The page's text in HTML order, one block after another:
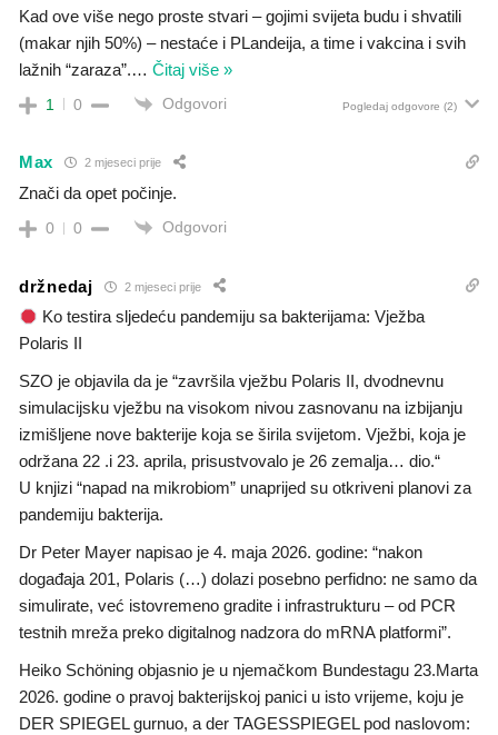
Kad ove više nego proste stvari – gojimi svijeta budu i shvatili
(makar njih 50%) – nestaće i PLandeija, a time i vakcina i svih
lažnih “zaraza”.… Čitaj više »
1 0 Odgovori Pogledaj odgovore (2)
Max 2 mjeseci prije
Znači da opet počinje.
0 0 Odgovori
držnedaj 2 mjeseci prije
Ko testira sljedeću pandemiju sa bakterijama: Vježba
Polaris II
SZO je objavila da je “završila vježbu Polaris II, dvodnevnu
simulacijsku vježbu na visokom nivou zasnovanu na izbijanju
izmišljene nove bakterije koja se širila svijetom. Vježbi, koja je
održana 22 .i 23. aprila, prisustvovalo je 26 zemalja… dio.“
U knjizi “napad na mikrobiom” unaprijed su otkriveni planovi za
pandemiju bakterija.
Dr Peter Mayer napisao je 4. maja 2026. godine: “nakon
događaja 201, Polaris (…) dolazi posebno perfidno: ne samo da
simulirate, već istovremeno gradite i infrastrukturu – od PCR
testnih mreža preko digitalnog nadzora do mRNA platformi”.
Heiko Schöning objasnio je u njemačkom Bundestagu 23.Marta
2026. godine o pravoj bakterijskoj panici u isto vrijeme, koju je
DER SPIEGEL gurnuo, a der TAGESSPIEGEL pod naslovom: